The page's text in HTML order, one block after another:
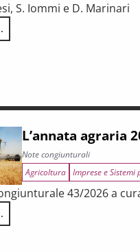
del procurement
S. Iommi e D. Marinari
NELLE PROVINCE
L’annata agraria
Note congiunturali
Agricoltura Imprese e
43/2026 a
agraria 2025 in Toscana